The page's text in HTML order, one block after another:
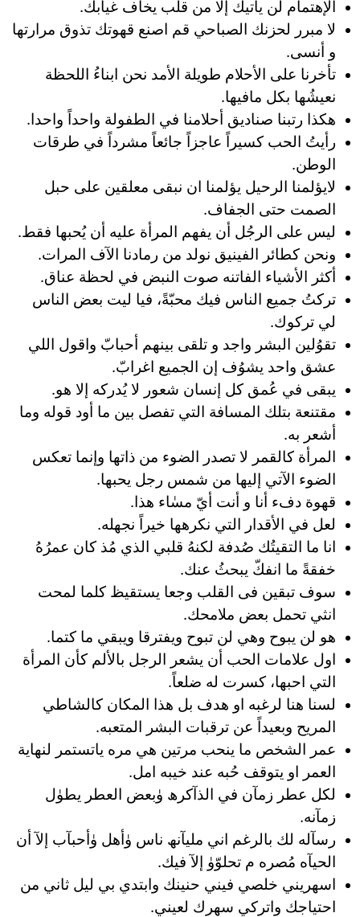
الإهتمام لن يأتيك إلا من قلب يخاف غيابك.
لا مبرر لحزنك الصباحي قم اصنع قهوتك تذوق مرارتها
و أنسى.
تأخرنا على الأحلام طويلة الأمد نحن ابناءُ اللحظة
نعيشُها بكل مافيها.
هكذا رتبنا صناديق أحلامنا في الطفولة واحداً واحدا.
رأيتُ الحب كسيراً عاجزاً جائعاً مشرداً في طرقات
الوطن.
لايؤلمنا الرحيل يؤلمنا ان نبقى معلقين على حبل
الصمت حتى الجفاف.
ليس على الرجُل أن يفهم المرأة عليه أن يُحبها فقط.
ونحن كطائر الفينيق نولد من رمادنا الآف المرات.
أكثر الأشياء الفاتنه صوت النبض في لحظة عناق.
تركتُ جميع الناس فيك محبّةً، فيا ليت بعض الناس
لي تركوك.
‏‏تقوُلين البشر واجد و تلقى بينهم أحبابّ واقول اللي
عشق واحد يشوُف إن الجميع اغرابّ.
يبقى في عُمق كل إنسان شعور لا يُدركه إلا هو.
مقتنعة بتلك المسافة التي تفصل بين ما أود قوله وما
أشعر به.
المرأة كالقمر لا تصدر الضوء من ذاتها وإنما تعكس
الضوء الآتي إليها من شمس رجل يحبها.
قهوة دفء أنا و أنت أيّ مسٰاء هذا.
لعل في الأقدار التي نكرهها خيراً نجهله.
انا ما التقيتُك صُدفة لكنهُ قلبي الذي مُذ كان عمرُهُ
خفقةً ما انفكّ يبحثُ عنك.
سوف تبقين فى القلب وجعا يستقيظ كلما لمحت
انثي تحمل بعض ملامحك.
هو لن يبوح وهي لن تبوح ويفترقا ويبقي ما كتما.
اول علامات الحب أن يشعر الرجل بالألم كأن المرأة
التي احبها، كسرت له ضلعاً.
لسنا هنا لرغبه او هدف بل هذا المكان كالشاطي
المريح وبعيداً عن ترقبات البشر المتعبه.
عمر الشخص ما ينحب مرتين ‏هي مره ياتستمر لنهاية
العمر ‏او يتوقف حُبه عند خيبه امل.
لكل عطر زمآن في الذآكرھ وٰبعض العطر يطوٰل
زمآنه.
رسآله لك بالرغم اني مليآنھ ناس وٰأهل وٰأحبآب إلآ أن
الحيآه مُصره م تحلوّوٰ إلآ فيك.
اسهريني خلصي فيني حنينك وابتدي بي ليل ثاني من
احتياجك واتركي سهرك لعيني.